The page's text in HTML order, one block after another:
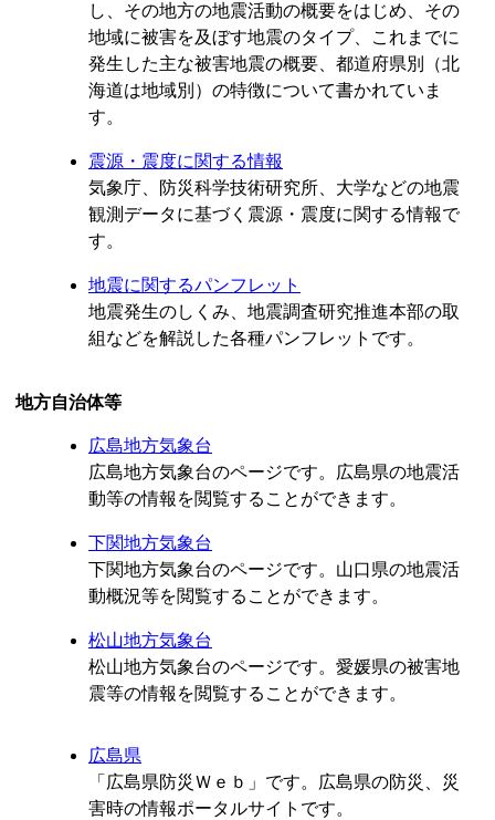
し、その地方の地震活動の概要をはじめ、その
地域に被害を及ぼす地震のタイプ、これまでに
発生した主な被害地震の概要、都道府県別（北
海道は地域別）の特徴について書かれていま
す。
震源・震度に関する情報
気象庁、防災科学技術研究所、大学などの地震
観測データに基づく震源・震度に関する情報で
す。
地震に関するパンフレット
地震発生のしくみ、地震調査研究推進本部の取
組などを解説した各種パンフレットです。
方自治体等
広島地方気象台
広島地方気象台のページです。広島県の地震活
動等の情報を閲覧することができます。
下関地方気象台
下関地方気象台のページです。山口県の地震活
動概況等を閲覧することができます。
松山地方気象台
松山地方気象台のページです。愛媛県の被害地
震等の情報を閲覧することができます。
広島県
「広島県防災Ｗｅｂ」です。広島県の防災、災
害時の情報ポータルサイトです。